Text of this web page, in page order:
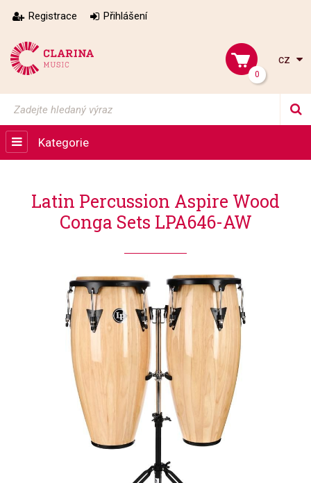
Registrace Přihlášení
0
cz
Kategorie
Latin Percussion Aspire Wood
Conga Sets LPA646-AW